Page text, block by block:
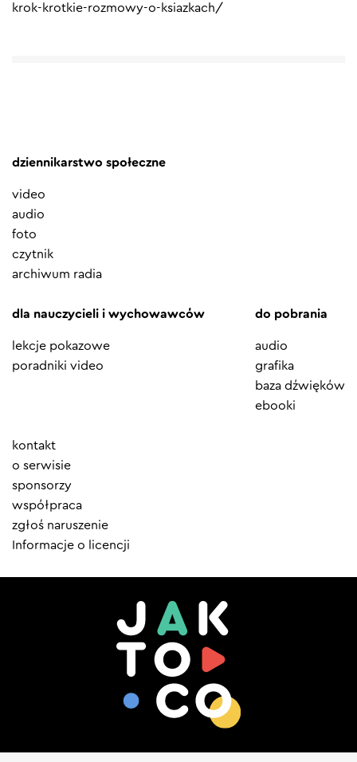
krok-krotkie-rozmowy-o-ksiazkach/
dziennikarstwo społeczne
video
audio
foto
czytnik
archiwum radia
dla nauczycieli i wychowawców
lekcje pokazowe
poradniki video
do pobrania
audio
grafika
baza dźwięków
ebooki
Element
menu
kontakt
o serwisie
sponsorzy
współpraca
zgłoś naruszenie
Informacje o licencji